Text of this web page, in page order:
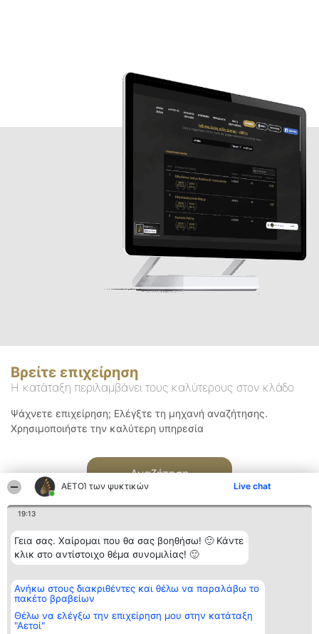
ΑΕΤΟΊ των ψυκτικών Live chat
19:13
Γεια σας. Χαίρομαι που θα σας βοηθήσω! 🙂 Κάντε
κλικ στο αντίστοιχο θέμα συνομιλίας! 🙂
Ανήκω στους διακριθέντες και θέλω να παραλάβω το
πακέτο βραβείων
Θέλω να ελέγξω την επιχείρηση μου στην κατάταξη
"Αετοί"
Βρείτε επιχείρηση
Η κατάταξη περιλαμβάνει τους καλύτερους στον κλάδο
Ψάχνετε επιχείρηση; Ελέγξτε τη μηχανή αναζήτησης.
Χρησιμοποιήστε την καλύτερη υπηρεσία
Αναζήτηση
Διοργανωτής της
κατάταξης
BEAUTIFUL COMPANY
ΤΗΛ. ΕΠΙΚΟΙΝΩΝΙΑΣ:
2104128019
Κατάταξη
Διακριθέντες
των
διακριθέντων
Επικοινωνία
Επικοινωνία